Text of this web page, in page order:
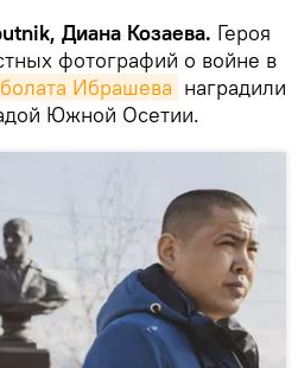
Диана Козаева. Героя
фотографий о войне в
Ибрашева наградили
Южной Осетии.